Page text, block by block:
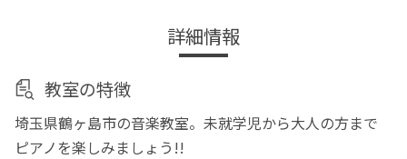
詳細情報
教室の特徴
埼玉県鶴ヶ島市の音楽教室。未就学児から大人の方まで
ピアノを楽しみましょう!!